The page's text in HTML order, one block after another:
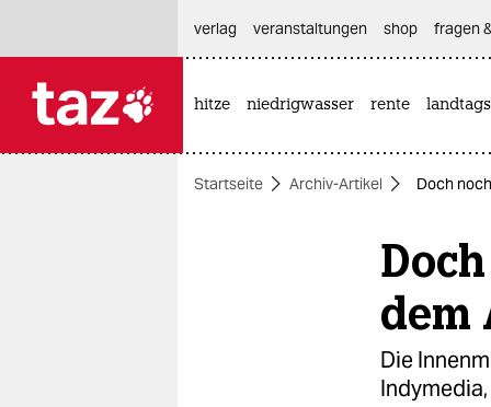
themen
verlag
veranstaltungen shop fragen
hitze niedrigwasser rente
Startseite Archiv-Artikel Doch
dem
Die